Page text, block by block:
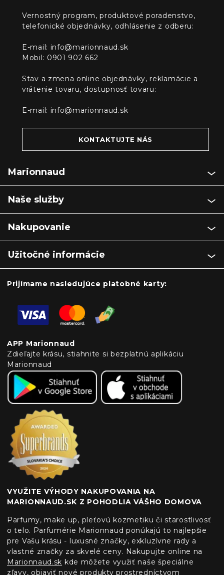
Vernostný program, produktové poradenstvo,
telefonické objednávky, odhlásenie z odberu:
E-mail: info@marionnaud.sk
Mobil: 0901 902 662
Stav a zmena online objednávky, reklamácie a
vrátenie tovaru, dostupnosť tovaru:
E-mail: info@marionnaud.sk
KONTAKTUJTE NÁS
Marionnaud
Naše služby
Nakupovanie
Užitočné informácie
Prijímame nasledujúce platobné karty:
APP Marionnaud
Zdieľajte krásu, stiahnite si bezplatnú aplikáciu
Marionnaud
VYUŽITE VÝHODY NAKUPOVANIA NA
MARIONNAUD.SK Z POHODLIA VÁŠHO DOMOVA
Parfumy, make up, pleťovú kozmetiku či starostlivosť
o telo. Parfumérie Marionnaud ponúkajú to najlepšie
pre Vašu krásu - luxusné značky, exkluzívne rady a
vlastné značky za skvelé ceny. Nakupujte online na
Marionnaud.sk kde môžete využiť naše špeciálne
zľavy, objaviť nové produkty prostredníctvom